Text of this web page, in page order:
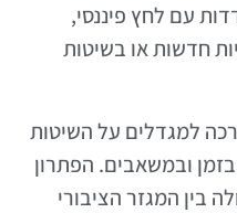
עם לחץ פיננסי,
חדשות או בשיטות
למגדלים על השיטות
ובמשאבים. הפתרון
בין המגזר הציבורי